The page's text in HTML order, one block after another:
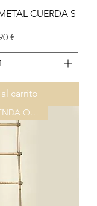
CUERDA S
€
carrito
RECOGIDA EN TIENDA O ALMACEN